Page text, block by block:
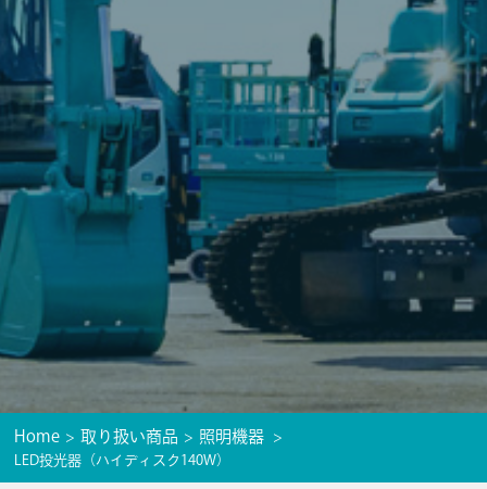
Home 取り扱い商品 照明機器
LED投光器（ハイディスク140W）